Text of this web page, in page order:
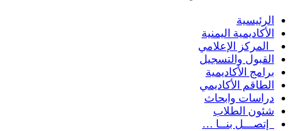
الرئيسية
الأكاديمية اليمنية
المركز الإعلامي
القبول والتسجيل
برامج الأكاديمية
الطاقم الأكاديمي
دراسات وابحاث
شئون الطلاب
إتصـــل بنــا …